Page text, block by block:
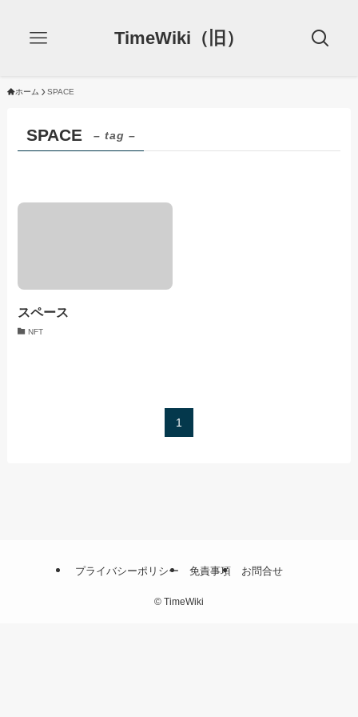
TimeWiki（旧）
ホーム SPACE
SPACE – tag –
スペース
NFT
1
プライバシーポリシー 免責事項 お問合せ
© TimeWiki